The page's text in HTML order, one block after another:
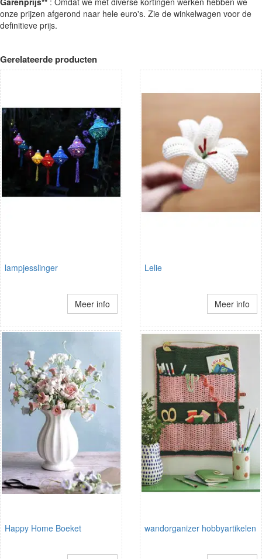
onze prijzen afgerond naar hele euro's. Zie de winkelwagen voor de
definitieve prijs.
Gerelateerde producten
lampjesslinger
Meer info
Lelie
Meer info
Happy Home Boeket wandorganizer hobbyartikelen